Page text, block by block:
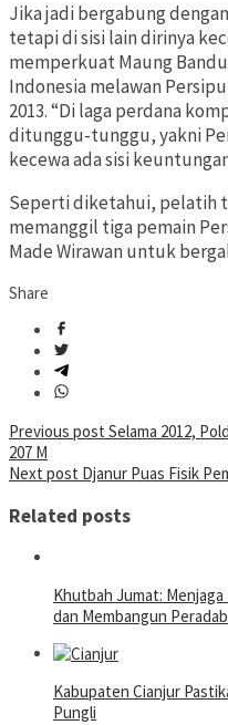
Jika jadi bergabung
tetapi di sisi lain dirinya
memperkuat Maung
Indonesia melawan
2013. “Di laga perdana
ditunggu-tunggu, yakni
kecewa ada sisi
Seperti diketahui, pelatih
memanggil tiga pemain
Made Wirawan untuk
Share
Post
navigation
Previous post Selama 2012,
207 M
Next post Djanur Puas Fisik
Related posts
Khutbah Jumat:
dan Membangun
Kabupaten Cianjur
Pungli